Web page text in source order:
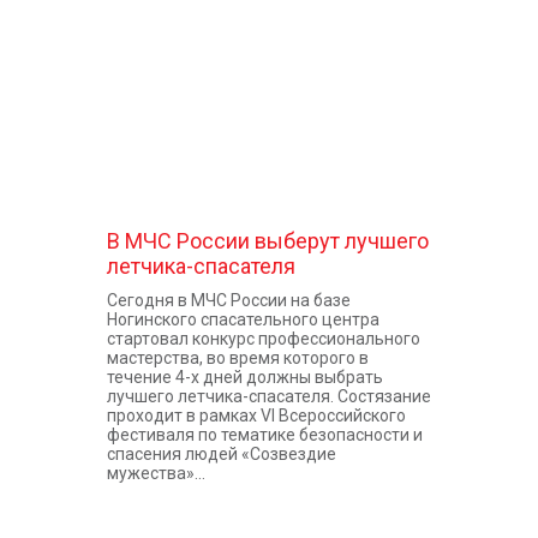
В МЧС России выберут лучшего
летчика-спасателя
Сегодня в МЧС России на базе
Ногинского спасательного центра
стартовал конкурс профессионального
мастерства, во время которого в
течение 4-х дней должны выбрать
лучшего летчика-спасателя. Состязание
проходит в рамках VI Всероссийского
фестиваля по тематике безопасности и
спасения людей «Созвездие
мужества»...